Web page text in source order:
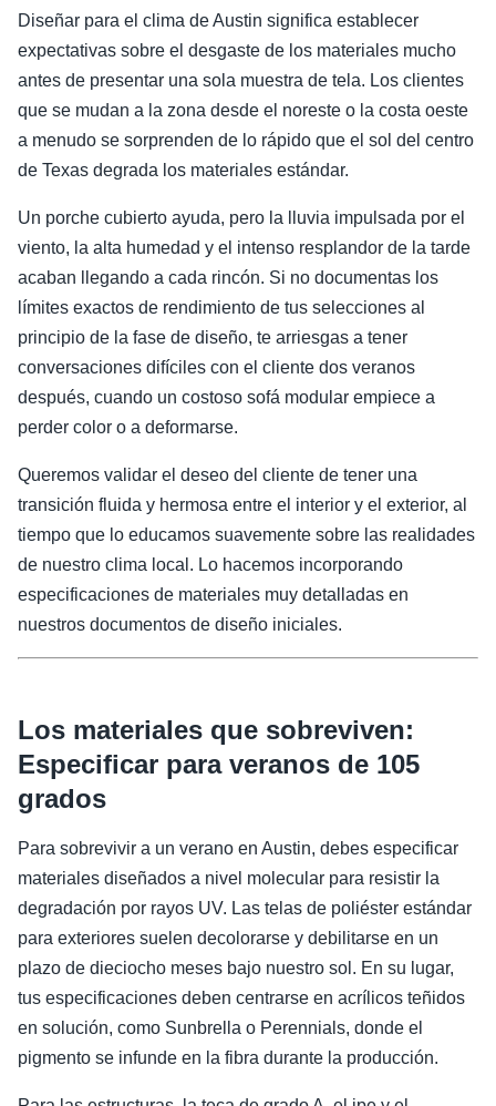
Diseñar para el clima de Austin significa establecer
expectativas sobre el desgaste de los materiales mucho
antes de presentar una sola muestra de tela. Los clientes
que se mudan a la zona desde el noreste o la costa oeste
a menudo se sorprenden de lo rápido que el sol del centro
de Texas degrada los materiales estándar.
Un porche cubierto ayuda, pero la lluvia impulsada por el
viento, la alta humedad y el intenso resplandor de la tarde
acaban llegando a cada rincón. Si no documentas los
límites exactos de rendimiento de tus selecciones al
principio de la fase de diseño, te arriesgas a tener
conversaciones difíciles con el cliente dos veranos
después, cuando un costoso sofá modular empiece a
perder color o a deformarse.
Queremos validar el deseo del cliente de tener una
transición fluida y hermosa entre el interior y el exterior, al
tiempo que lo educamos suavemente sobre las realidades
de nuestro clima local. Lo hacemos incorporando
especificaciones de materiales muy detalladas en
nuestros documentos de diseño iniciales.
Los materiales que sobreviven:
Especificar para veranos de 105
grados
Para sobrevivir a un verano en Austin, debes especificar
materiales diseñados a nivel molecular para resistir la
degradación por rayos UV. Las telas de poliéster estándar
para exteriores suelen decolorarse y debilitarse en un
plazo de dieciocho meses bajo nuestro sol. En su lugar,
tus especificaciones deben centrarse en acrílicos teñidos
en solución, como Sunbrella o Perennials, donde el
pigmento se infunde en la fibra durante la producción.